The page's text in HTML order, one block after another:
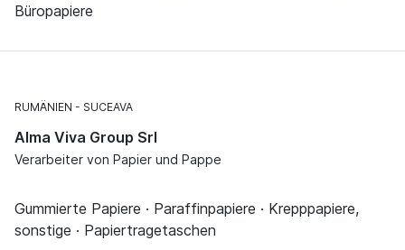
Büropapiere
RUMÄNIEN SUCEAVA
Alma Viva Group Srl
Verarbeiter von Papier und Pappe
Gummierte Papiere · Paraffinpapiere · Krepppapiere,
sonstige · Papiertragetaschen